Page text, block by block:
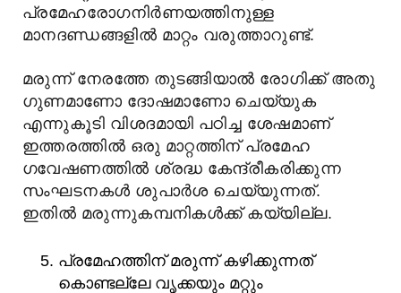
പ്രമേഹരോഗനിർണയത്തിനുള്ള
മാനദണ്ഡങ്ങളിൽ മാറ്റം വരുത്താറുണ്ട്.
മരുന്ന് നേരത്തേ തുടങ്ങിയാല്‍ രോഗിക്ക് അതു
ഗുണമാണോ ദോഷമാണോ ചെയ്യുക
എന്നുകൂടി വിശദമായി പഠിച്ച ശേഷമാണ്
ഇത്തരത്തില്‍ ഒരു മാറ്റത്തിന് പ്രമേഹ
ഗവേഷണത്തില്‍ ശ്രദ്ധ കേന്ദ്രീകരിക്കുന്ന
സംഘടനകള്‍ ശുപാര്‍ശ ചെയ്യുന്നത്.
ഇതില്‍ മരുന്നുകമ്പനികള്‍ക്ക് കയ്യില്ല.
പ്രമേഹത്തിന് മരുന്ന് കഴിക്കുന്നത്‌
കൊണ്ടല്ലേ വൃക്കയും മറ്റും